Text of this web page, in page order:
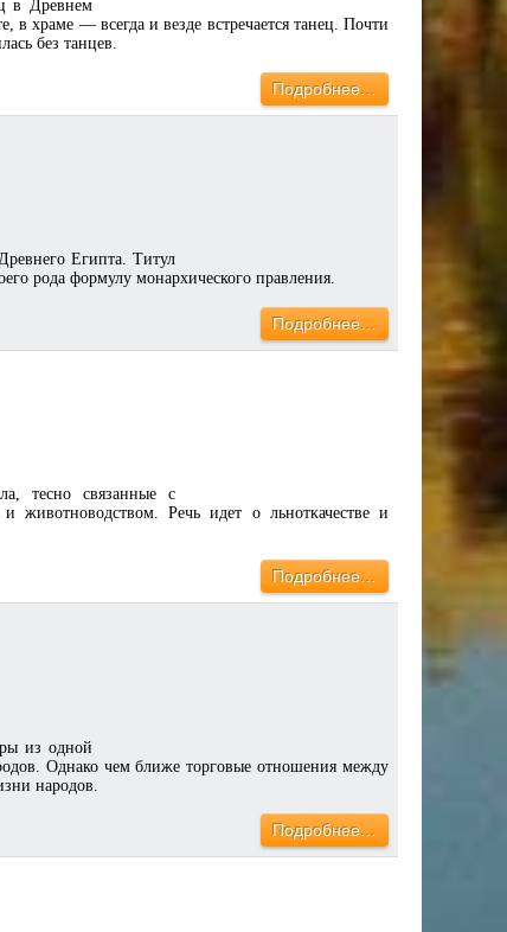
в Древнем
храме — всегда и везде встречается танец. Почти
без танцев.
Подробнее…
Египта. Титул
рода формулу монархического правления.
Подробнее…
тесно связанные с
Речь идет о льноткачестве и
Подробнее…
из одной
Однако чем ближе торговые отношения между
народов.
Подробнее…